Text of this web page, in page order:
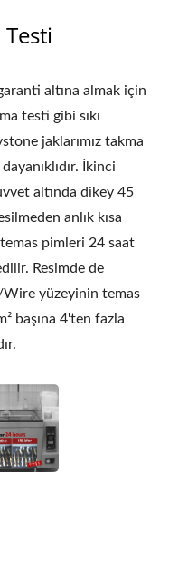
Testi
altına almak için
testi gibi sıkı
jaklarımız takma
İkinci
altında dikey 45
anlık kısa
pimleri 24 saat
Resimde de
Wire yüzeyinin temas
başına 4'ten fazla